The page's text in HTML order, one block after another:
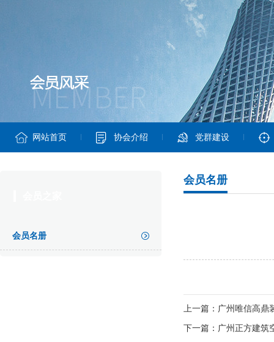
网站首页 协会介绍 党群建设
会员名册
会员名册
上一篇：广州唯信高鼎
下一篇：广州正方建筑